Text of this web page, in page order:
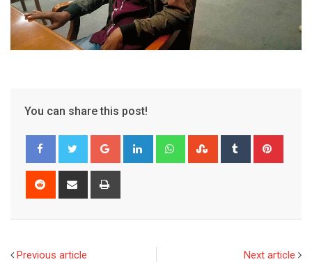
You can share this post!
Google+ LinkedIn WhatsappStumbleUpon
Tumblr
Reddit
Share
Previous article Next article